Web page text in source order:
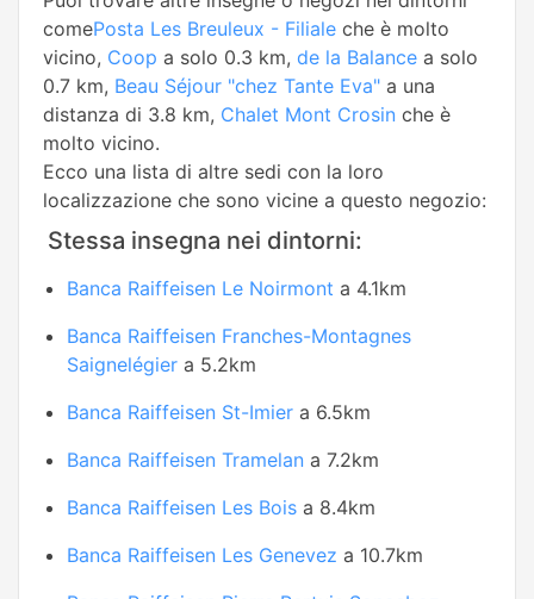
comePosta Les Breuleux - Filiale che è molto
vicino, Coop a solo 0.3 km, de la Balance a solo
0.7 km, Beau Séjour "chez Tante Eva" a una
distanza di 3.8 km, Chalet Mont Crosin che è
molto vicino.
Ecco una lista di altre sedi con la loro
localizzazione che sono vicine a questo negozio:
Stessa insegna nei dintorni:
Banca Raiffeisen Le Noirmont a 4.1km
Banca Raiffeisen Franches-Montagnes
Saignelégier a 5.2km
Banca Raiffeisen St-Imier a 6.5km
Banca Raiffeisen Tramelan a 7.2km
Banca Raiffeisen Les Bois a 8.4km
Banca Raiffeisen Les Genevez a 10.7km